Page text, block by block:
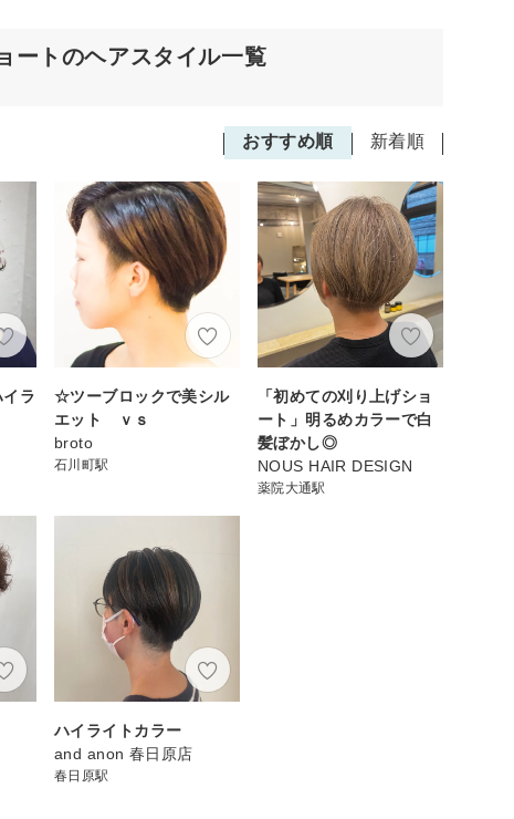
ートのヘアスタイル一覧
おすすめ順 新着順
ラ
☆ツーブロックで美シル
エット ｖｓ
broto
石川町駅
「初めての刈り上げショ
ート」明るめカラーで白
髪ぼかし◎
NOUS HAIR DESIGN
薬院大通駅
ハイライトカラー
and anon 春日原店
春日原駅